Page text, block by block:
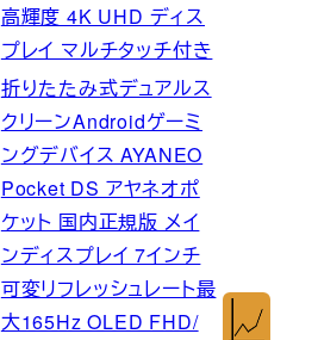
高輝度 4K UHD ディス
プレイ マルチタッチ付き
折りたたみ式デュアルス
クリーンAndroidゲーミ
ングデバイス AYANEO
Pocket DS アヤネオポ
ケット 国内正規版 メイ
ンディスプレイ 7インチ
可変リフレッシュレート最
大165Hz OLED FHD/